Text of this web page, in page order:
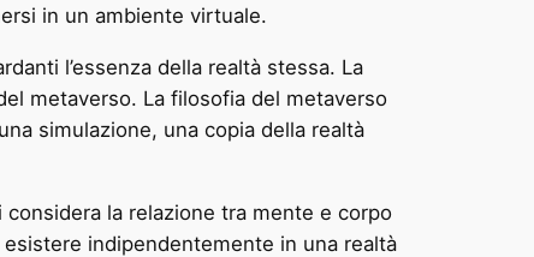
in un ambiente virtuale.
l’essenza della realtà stessa. La
metaverso. La filosofia del metaverso
simulazione, una copia della realtà
la relazione tra mente e corpo
indipendentemente in una realtà